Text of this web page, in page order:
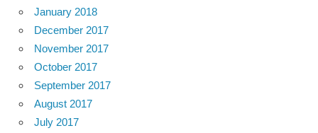
January 2018
December 2017
November 2017
October 2017
September 2017
August 2017
July 2017